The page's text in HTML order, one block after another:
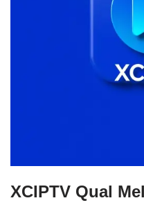
XCIPTV Qual